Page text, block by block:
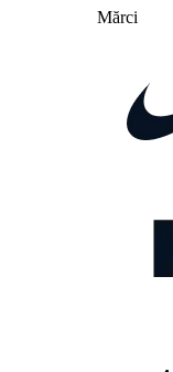
Mărci